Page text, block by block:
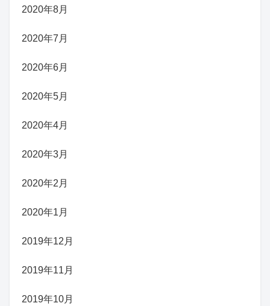
2020年8月
2020年7月
2020年6月
2020年5月
2020年4月
2020年3月
2020年2月
2020年1月
2019年12月
2019年11月
2019年10月